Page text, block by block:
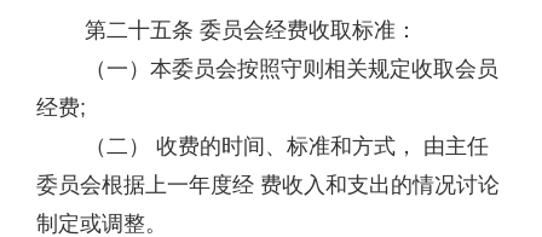
第二十五条 委员会经费收取标准：
（一）本委员会按照守则相关规定收取会员
经费;
（二） 收费的时间、标准和方式， 由主任
委员会根据上一年度经 费收入和支出的情况讨论
制定或调整。